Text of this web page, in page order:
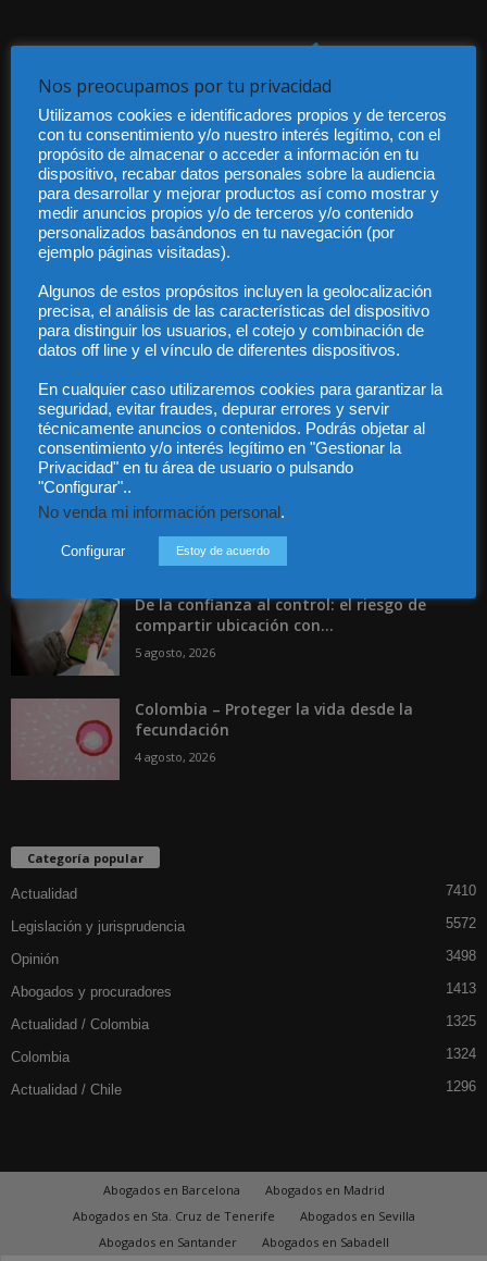
Audiencia y Publicidad
Quiénes somos
Legal
Privacidad
Contacto
Guía Colaboradores
Contáctanos: info@diariojuridico.com
Incluso más noticias
abogados y procuradores del Turno...
5 agosto, 2026
De la confianza al control: el riesgo de
compartir ubicación con...
5 agosto, 2026
Colombia – Proteger la vida desde la
fecundación
4 agosto, 2026
Categoría popular
Actualidad 7410
Legislación y jurisprudencia 5572
Opinión 3498
Abogados y procuradores 1413
Actualidad / Colombia 1325
Colombia 1324
Actualidad / Chile 1296
Abogados en Barcelona
Abogados en Madrid
Abogados en Sta. Cruz de Tenerife
Abogados en Sevilla
Abogados en Santander
Abogados en Sabadell
Nos preocupamos por tu privacidad
Utilizamos cookies e identificadores propios y de terceros
con tu consentimiento y/o nuestro interés legítimo, con el
propósito de almacenar o acceder a información en tu
dispositivo, recabar datos personales sobre la audiencia
para desarrollar y mejorar productos así como mostrar y
medir anuncios propios y/o de terceros y/o contenido
personalizados basándonos en tu navegación (por
ejemplo páginas visitadas).
Algunos de estos propósitos incluyen la geolocalización
precisa, el análisis de las características del dispositivo
para distinguir los usuarios, el cotejo y combinación de
datos off line y el vínculo de diferentes dispositivos.
En cualquier caso utilizaremos cookies para garantizar la
seguridad, evitar fraudes, depurar errores y servir
técnicamente anuncios o contenidos. Podrás objetar al
consentimiento y/o interés legítimo en "Gestionar la
Privacidad" en tu área de usuario o pulsando
"Configurar"..
No venda mi información personal .
Configurar Estoy de acuerdo